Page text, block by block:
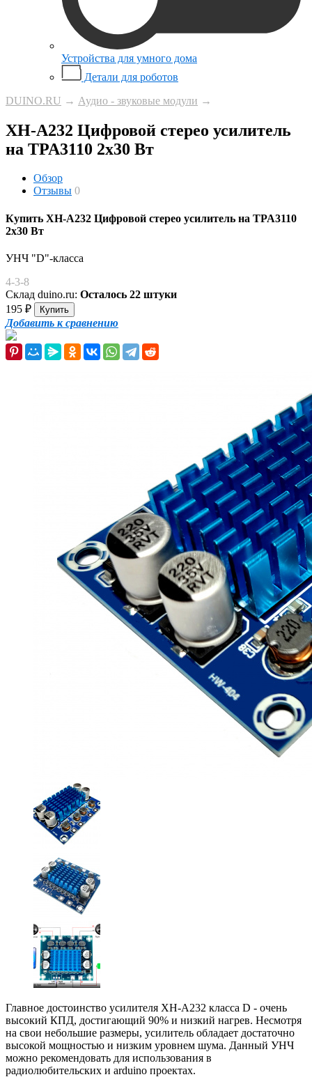
Устройства для умного дома
Детали для роботов
DUINO.RU → Аудио - звуковые модули →
XH-A232 Цифровой стерео усилитель
на TPA3110 2x30 Вт
Обзор
Отзывы 0
Купить XH-A232 Цифровой стерео усилитель на TPA3110
2x30 Вт
УНЧ "D"-класса
4-3-8
Склад duino.ru: Осталось 22 штуки
195 ₽
Добавить к сравнению
Главное достоинство усилителя XH-A232 класса D - очень
высокий КПД, достигающий 90% и низкий нагрев. Несмотря
на свои небольшие размеры, усилитель обладает достаточно
высокой мощностью и низким уровнем шума. Данный УНЧ
можно рекомендовать для использования в
радиолюбительских и arduino проектах.